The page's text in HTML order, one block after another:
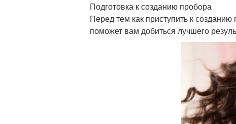
Подготовка к созданию пробора
Перед тем как приступить к
поможет вам добиться лучшего